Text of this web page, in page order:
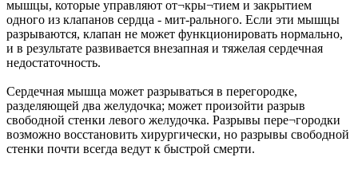
мышцы, которые управляют от¬кры¬тием и закрытием
одного из клапанов сердца - мит-рального. Если эти мышцы
разрываются, клапан не может функционировать нормально,
и в результате развивается внезапная и тяжелая сердечная
недостаточность.
Сердечная мышца может разрываться в перегородке,
разделяющей два желудочка; может произойти разрыв
свободной стенки левого желудочка. Разрывы пере¬городки
возможно восстановить хирургически, но разрывы свободной
стенки почти всегда ведут к быстрой смерти.